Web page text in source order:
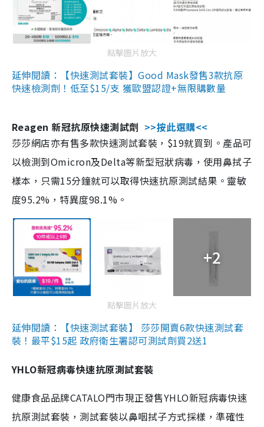
點擊圖片放大
延伸閱讀：【快速測試套裝】Good Mask發售3款抗原
快速檢測劑！低至$15/支 獲歐盟認證+無限購數量
Reagen 新冠抗原快速測試劑 >>按此選購<<
莎莎網店亦有售多款快速測試套裝，$19就買到。產品可
以檢測到Omicron及Delta等新型冠狀病毒，使用鼻拭子
樣本，只需15分鐘就可以取得快速抗原測試結果。靈敏
度95.2%，特異度98.1%。
+2
點擊圖片放大
延伸閱讀：【快速測試套裝】 莎莎開賣6款快速測試套
裝！最平$15起 政府衛生署認可測試劑買2送1
YHLO新冠病毒快速抗原測試套裝
健康食品品牌CATALO門市現正發售YHLO新冠病毒快速
抗原測試套裝，測試套裝以鼻咽拭子方式採樣，準確性